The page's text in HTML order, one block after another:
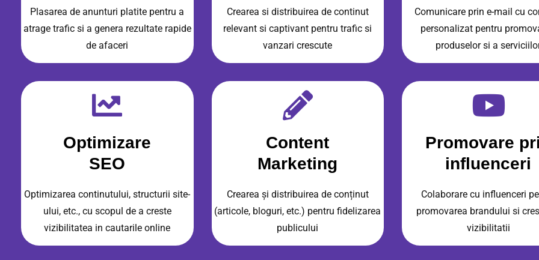
Plasarea de anunturi platite pentru a
atrage trafic si a genera rezultate rapide
de afaceri
Crearea si distribuirea de continut
relevant si captivant pentru trafic si
vanzari crescute
Comunicare prin e-mail cu
personalizat pentru
produselor si a
Optimizare
SEO
Optimizarea continutului, structurii site-
ului, etc., cu scopul de a creste
vizibilitatea in cautarile online
Content
Marketing
Crearea și distribuirea de conținut
(articole, bloguri, etc.) pentru fidelizarea
publicului
Promovare
influenceri
Colaborare cu influenceri
promovarea brandului si
vizibilitatii